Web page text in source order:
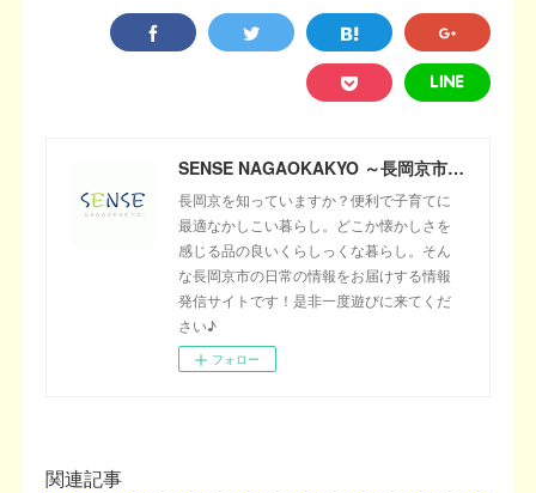
SENSE NAGAOKAKYO ～長岡京市のサブサイト～
長岡京を知っていますか？便利で子育てに
最適なかしこい暮らし。どこか懐かしさを
感じる品の良いくらしっくな暮らし。そん
な長岡京市の日常の情報をお届けする情報
発信サイトです！是非一度遊びに来てくだ
さい♪
フォロー
関連記事